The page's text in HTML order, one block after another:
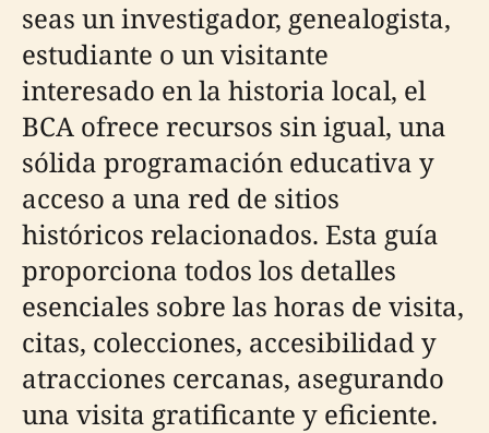
seas un investigador, genealogista,
estudiante o un visitante
interesado en la historia local, el
BCA ofrece recursos sin igual, una
sólida programación educativa y
acceso a una red de sitios
históricos relacionados. Esta guía
proporciona todos los detalles
esenciales sobre las horas de visita,
citas, colecciones, accesibilidad y
atracciones cercanas, asegurando
una visita gratificante y eficiente.